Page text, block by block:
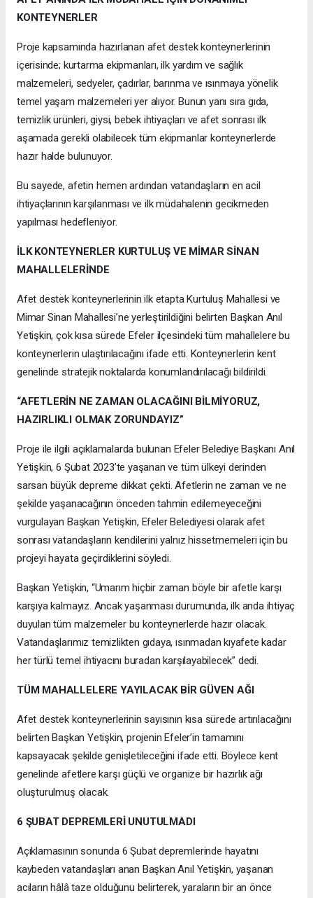
KONTEYNERLER
Proje kapsamında hazırlanan afet destek konteynerlerinin
içerisinde; kurtarma ekipmanları, ilk yardım ve sağlık
malzemeleri, sedyeler, çadırlar, barınma ve ısınmaya yönelik
temel yaşam malzemeleri yer alıyor. Bunun yanı sıra gıda,
temizlik ürünleri, giysi, bebek ihtiyaçları ve afet sonrası ilk
aşamada gerekli olabilecek tüm ekipmanlar konteynerlerde
hazır halde bulunuyor.
Bu sayede, afetin hemen ardından vatandaşların en acil
ihtiyaçlarının karşılanması ve ilk müdahalenin gecikmeden
yapılması hedefleniyor.
İLK KONTEYNERLER KURTULUŞ VE MİMAR SİNAN
MAHALLELERİNDE
Afet destek konteynerlerinin ilk etapta Kurtuluş Mahallesi ve
Mimar Sinan Mahallesi’ne yerleştirildiğini belirten Başkan Anıl
Yetişkin, çok kısa sürede Efeler ilçesindeki tüm mahallelere bu
konteynerlerin ulaştırılacağını ifade etti. Konteynerlerin kent
genelinde stratejik noktalarda konumlandırılacağı bildirildi.
“AFETLERİN NE ZAMAN OLACAĞINI BİLMİYORUZ,
HAZIRLIKLI OLMAK ZORUNDAYIZ”
Proje ile ilgili açıklamalarda bulunan Efeler Belediye Başkanı Anıl
Yetişkin, 6 Şubat 2023’te yaşanan ve tüm ülkeyi derinden
sarsan büyük depreme dikkat çekti. Afetlerin ne zaman ve ne
şekilde yaşanacağının önceden tahmin edilemeyeceğini
vurgulayan Başkan Yetişkin, Efeler Belediyesi olarak afet
sonrası vatandaşların kendilerini yalnız hissetmemeleri için bu
projeyi hayata geçirdiklerini söyledi.
Başkan Yetişkin, “Umarım hiçbir zaman böyle bir afetle karşı
karşıya kalmayız. Ancak yaşanması durumunda, ilk anda ihtiyaç
duyulan tüm malzemeler bu konteynerlerde hazır olacak.
Vatandaşlarımız temizlikten gıdaya, ısınmadan kıyafete kadar
her türlü temel ihtiyacını buradan karşılayabilecek” dedi.
TÜM MAHALLELERE YAYILACAK BİR GÜVEN AĞI
Afet destek konteynerlerinin sayısının kısa sürede artırılacağını
belirten Başkan Yetişkin, projenin Efeler’in tamamını
kapsayacak şekilde genişletileceğini ifade etti. Böylece kent
genelinde afetlere karşı güçlü ve organize bir hazırlık ağı
oluşturulmuş olacak.
6 ŞUBAT DEPREMLERİ UNUTULMADI
Açıklamasının sonunda 6 Şubat depremlerinde hayatını
kaybeden vatandaşları anan Başkan Anıl Yetişkin, yaşanan
acıların hâlâ taze olduğunu belirterek, yaraların bir an önce